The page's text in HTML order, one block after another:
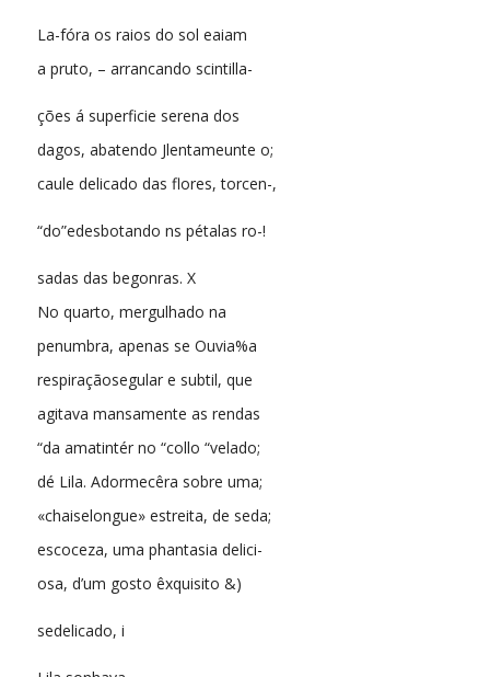
La-fóra os raios do sol eaiam
a pruto, – arrancando scintilla-
ções á superficie serena dos
dagos, abatendo Jlentameunte o;
caule delicado das flores, torcen-,
“do”edesbotando ns pétalas ro-!
sadas das begonras. X
No quarto, mergulhado na
penumbra, apenas se Ouvia%a
respiraçãosegular e subtil, que
agitava mansamente as rendas
“da amatintér no “collo “velado;
dé Lila. Adormecêra sobre uma;
«chaiselongue» estreita, de seda;
escoceza, uma phantasia delici-
osa, d’um gosto êxquisito &)
sedelicado, i